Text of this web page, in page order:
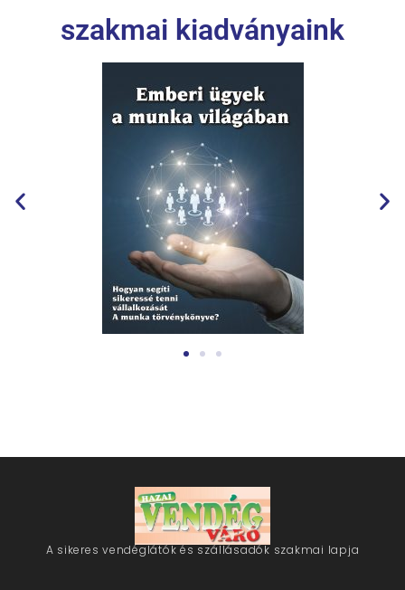
szakmai kiadványaink
A sikeres vendéglátók és szállásadók szakmai lapja